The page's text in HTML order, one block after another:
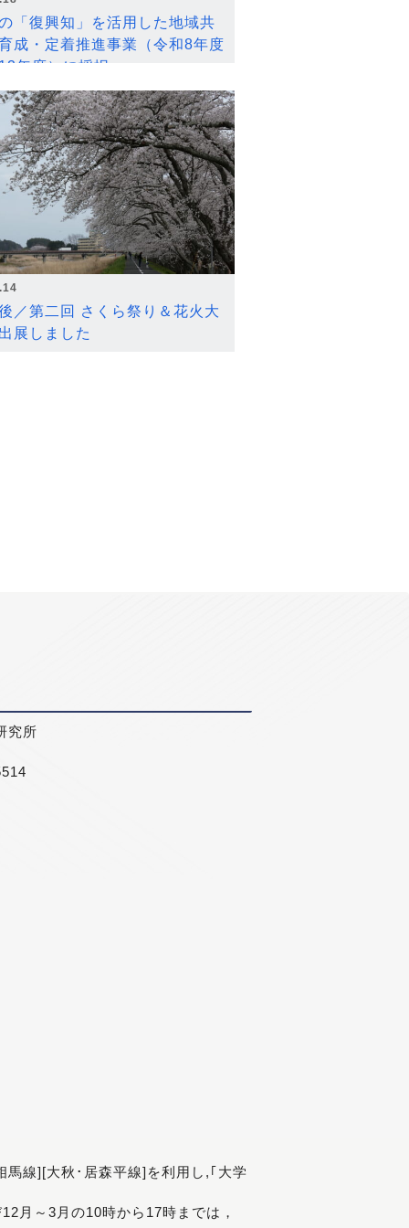
「復興知」を活用した地域共
成・定着推進事業（令和8年度
年度）に採択
／第二回 さくら祭り＆花火大
展しました
究所
線][大秋･居森平線]を利用し,｢大学
月～3月の10時から17時までは，